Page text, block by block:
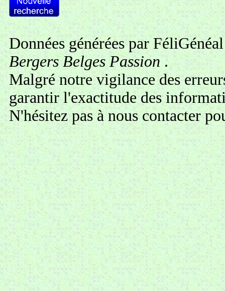
Données générées par
Bergers Belges Passion.
Malgré notre vigilance des
garantir l'exactitude des
N'hésitez pas ànous contacter